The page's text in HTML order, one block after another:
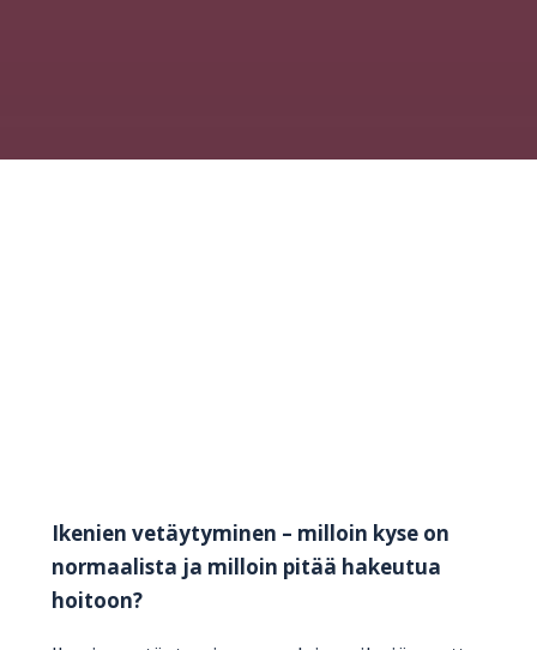
Ikenien vetäytyminen – milloin kyse on
normaalista ja milloin pitää hakeutua
hoitoon?